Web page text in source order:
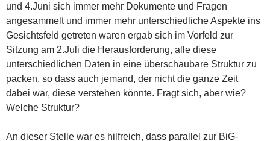
und 4.Juni sich immer mehr Dokumente und Fragen
angesammelt und immer mehr unterschiedliche Aspekte ins
Gesichtsfeld getreten waren ergab sich im Vorfeld zur
Sitzung am 2.Juli die Herausforderung, alle diese
unterschiedlichen Daten in eine überschaubare Struktur zu
packen, so dass auch jemand, der nicht die ganze Zeit
dabei war, diese verstehen könnte. Fragt sich, aber wie?
Welche Struktur?
An dieser Stelle war es hilfreich, dass parallel zur BiG-